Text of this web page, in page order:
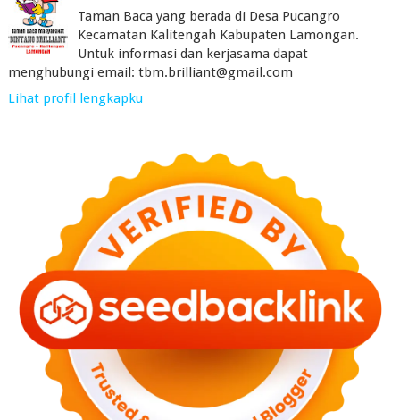
Taman Baca yang berada di Desa Pucangro
Kecamatan Kalitengah Kabupaten Lamongan.
Untuk informasi dan kerjasama dapat
menghubungi email: tbm.brilliant@gmail.com
Lihat profil lengkapku